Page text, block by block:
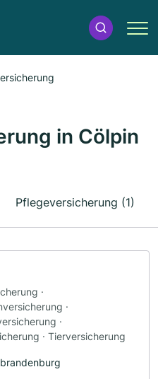
in Cölpin
Pflegeversicherung (1)
·
·
·
· Tierversicherung